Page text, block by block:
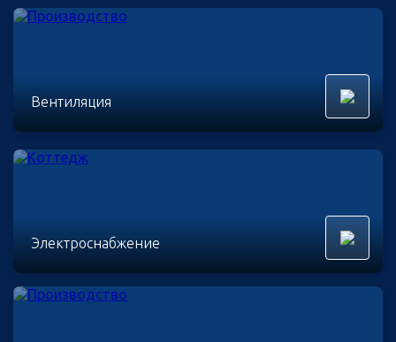
Вентиляция
Электроснабжение